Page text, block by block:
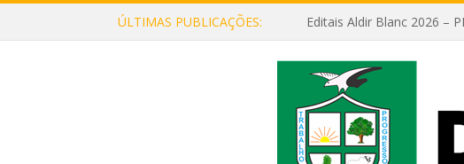
ÚLTIMAS PUBLICAÇÕES: Editais Aldir Blanc 2026 –